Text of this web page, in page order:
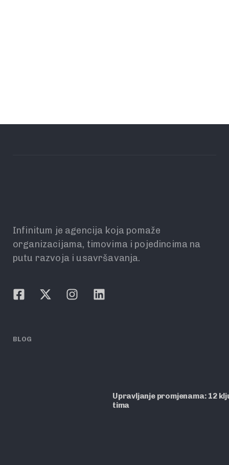
Infinitum je agencija koja pomaže
organizacijama, timovima i pojedincima na
putu razvoja i usavršavanja.
BLOG
Upravljanje promjenama: 12
tima